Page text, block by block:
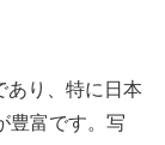
あり、特に日本
豊富です。写